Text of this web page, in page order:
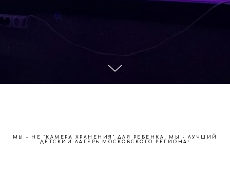
МЫ - НЕ "КАМЕРА ХРАНЕНИЯ" ДЛЯ РЕБЕНКА, МЫ - ЛУЧШИЙ
ДЕТСКИЙ ЛАГЕРЬ МОСКОВСКОГО РЕГИОНА!